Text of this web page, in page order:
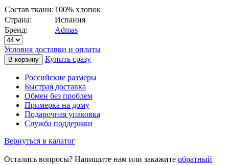
Состав ткани: 100% хлопок
Страна:
Испания
Бренд:
Admas
Условия доставки и оплаты
Купить сразу
Российские размеры
Быстрая доставка
Обмен без проблем
Примерка на дому
Подарочная упаковка
Служба поддержки
Вернуться в калатог
Остались вопросы? Напишите нам или закажите обратный